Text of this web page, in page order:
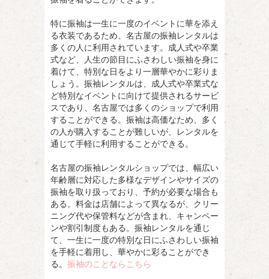
特に振袖は一生に一度のイベントに華を添え
る衣装であるため、名古屋の振袖レンタルは
多くの人に利用されています。成人式や卒業
式など、人生の節目にふさわしい振袖を身に
着けて、特別な日をより一層華やかに彩りま
しょう。振袖レンタルは、成人式や卒業式な
ど特別なイベントに向けて提供されるサービ
スであり、名古屋では多くのショップで利用
することができる。振袖は高価なため、多く
の人が購入することが難しいが、レンタルを
通じて手軽に利用することができる。
名古屋の振袖レンタルショップでは、幅広い
年齢層に対応した多様なデザインやサイズの
振袖を取り扱っており、予約が必要な場合も
ある。料金は店舗によって異なるが、クリー
ニング代や保管料などが含まれ、キャンペー
ンや割引制度もある。振袖レンタルを通じ
て、一生に一度の特別な日にふさわしい振袖
を手軽に着用し、華やかに彩ることができ
る。 振袖のことならこちら